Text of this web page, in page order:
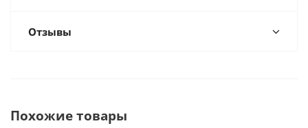
Отзывы
Похожие товары